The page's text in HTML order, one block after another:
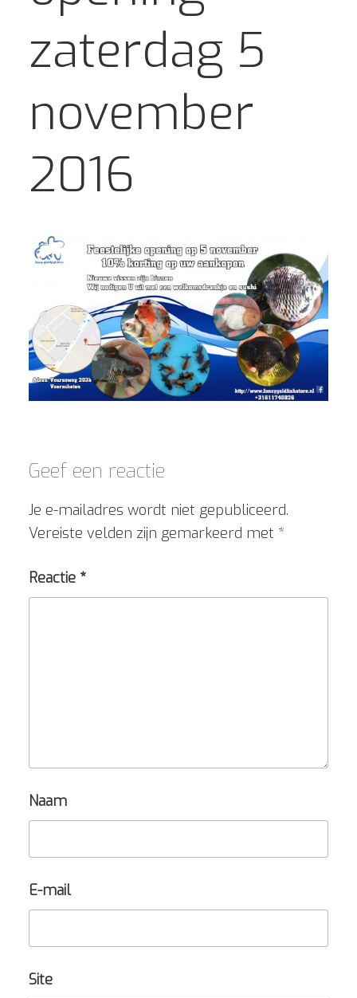
zaterdag 5
november
2016
Geef een reactie
Je e-mailadres wordt niet gepubliceerd.
Vereiste velden zijn gemarkeerd met *
Reactie *
Naam
E-mail
Site